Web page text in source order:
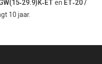
en ET‑20 /
10 jaar.